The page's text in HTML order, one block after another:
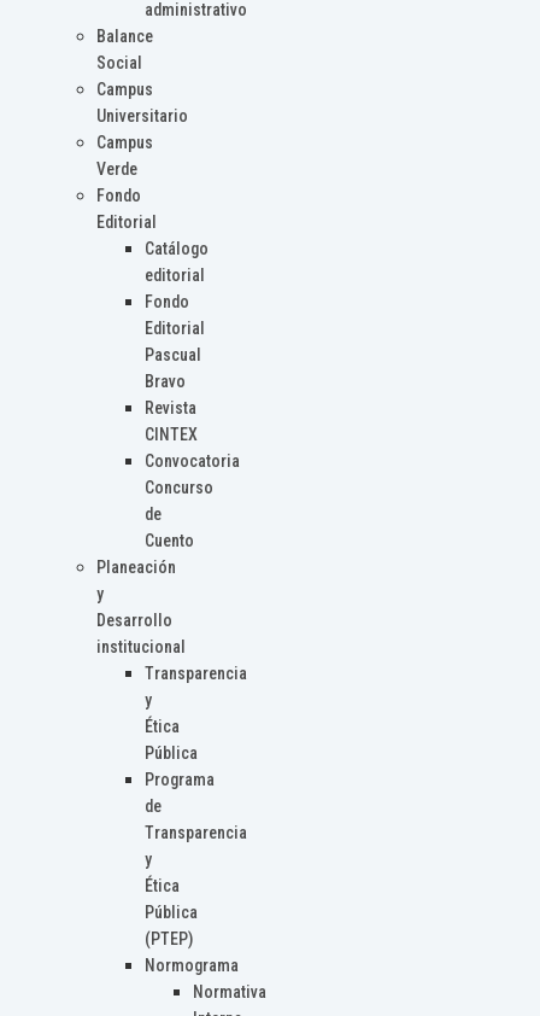
administrativo
Balance
Social
Campus
Universitario
Campus
Verde
Fondo
Editorial
Catálogo
editorial
Fondo
Editorial
Pascual
Bravo
Revista
CINTEX
Convocatoria
Concurso
de
Cuento
Planeación
y
Desarrollo
institucional
Transparencia
y
Ética
Pública
Programa
de
Transparencia
y
Ética
Pública
(PTEP)
Normograma
Normativa